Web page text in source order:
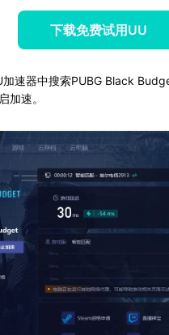
下载免费试用UU
加速器中搜索PUBG Black
加速。